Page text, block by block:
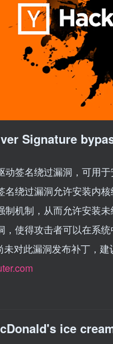
Signature
动签名绕过漏洞，可用
名绕过漏洞允许安装内
机制，从而允许安装
使得攻击者可以在系
对此漏洞发布补丁，
ice